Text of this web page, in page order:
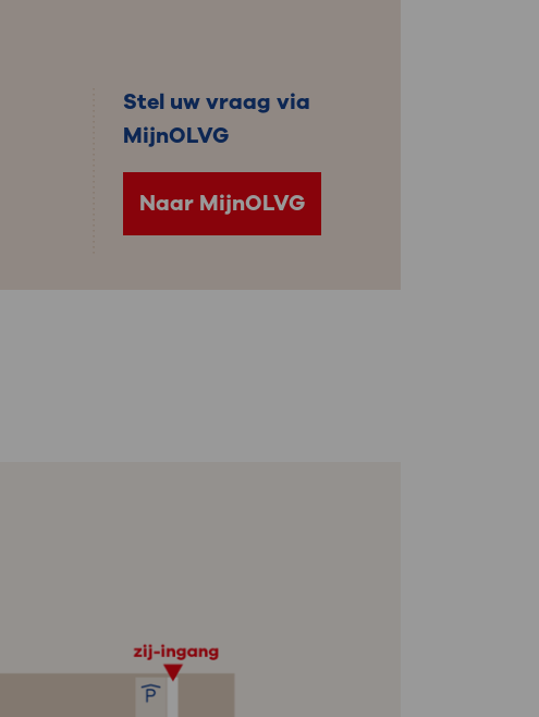
Inloggen MijnOLVG
Stel uw vraag via
MijnOLVG
Naar MijnOLVG